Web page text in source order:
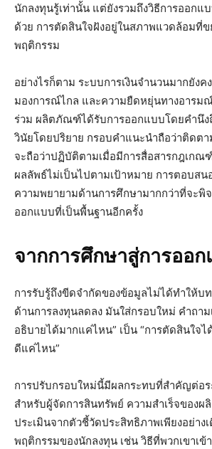
นักลงทุนรู้เท่านั้น แต่ยังรวมถึงวิธีการออกแ
ด้วย การตัดสินใจฝังอยู่ในสภาพแวดล้อมที่
พฤติกรรม
อย่างไรก็ตาม ระบบการเงินจำนวนมากยังค
มองการณ์ไกล และความยืดหยุ่นทางอารม
ร่วม ผลิตภัณฑ์ได้รับการออกแบบโดยคำนึง
วินัยโดยปริยาย กรอบคำแนะนำถือว่าติดต
จะถือว่าปฏิบัติตามเมื่อมีการสื่อสารกฎเกณ
ผลลัพธ์ไม่เป็นไปตามเป้าหมาย การตอบสน
ความพยายามด้านการศึกษามากกว่าที่จะพิ
ออกแบบที่เป็นพื้นฐานอีกครั้ง
จากการศึกษาสู่การออ
การรับรู้ถึงขีดจำกัดของข้อมูลไม่ได้ทำให้บ
ด้านการลงทุนลดลง มันใส่กรอบใหม่ คำถาม
อธิบายได้มากแค่ไหน” เป็น “การตัดสินใจ
ดีแค่ไหน”
การปรับกรอบใหม่นี้มีผลกระทบที่สำคัญต่อร
สำหรับผู้จัดการสินทรัพย์ ความสำเร็จของ
ประเมินจากตัวชี้วัดประสิทธิภาพเพียงอย่าง
พฤติกรรมของนักลงทุน เช่น วิธีที่พวกเขาเข้